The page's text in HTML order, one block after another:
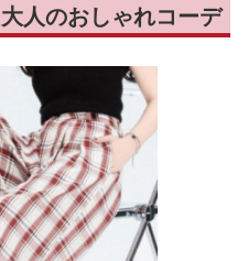
人のおしゃれコーデ